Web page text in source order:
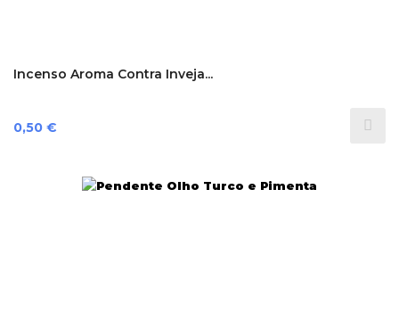
Incenso Aroma Contra Inveja...
Preço
0,50 €